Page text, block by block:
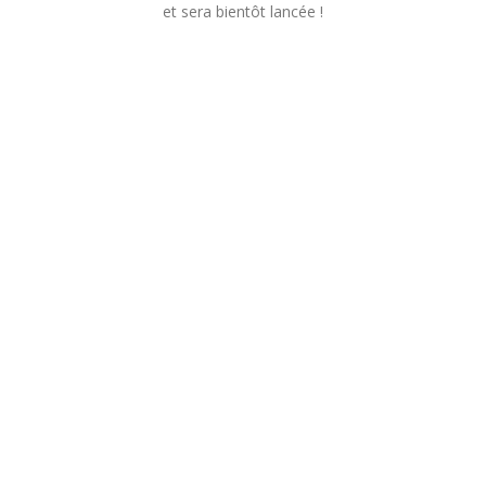
et sera bientôt lancée !